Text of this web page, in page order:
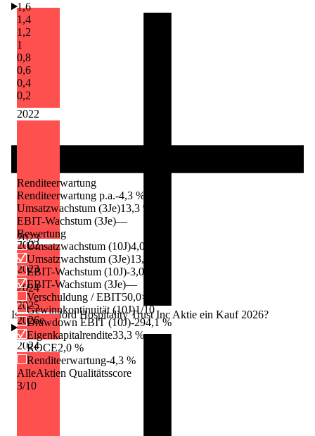
2022
2023
2024
1,6
1,4
1,2
1
0,8
0,6
0,4
0,2
2022
2023
2024
2025
2026e
Renditeerwartung
Renditeerwartung p.a.-4,3 %
Umsatzwachstum (3Je)13,3 %
EBIT-Wachstum (3Je)—
Bewertung
Umsatzwachstum (10J)4,0 %
Umsatzwachstum (3Je)13,3 %
EBIT-Wachstum (10J)-3,0 %
EBIT-Wachstum (3Je)—
Verschuldung / EBIT50,0×
Gewinnkontinuität (10J)1/10
Drawdown EBIT (10J)-294,1 %
Eigenkapitalrendite33,3 %
ROCE2,0 %
Renditeerwartung-4,3 %
AlleAktien Qualitätsscore
3/10
Ist die Ashford Hospitality Trust Inc Aktie ein Kauf 2026?